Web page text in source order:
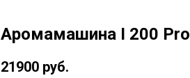
Аромамашина I 200 Pro
21900 руб.